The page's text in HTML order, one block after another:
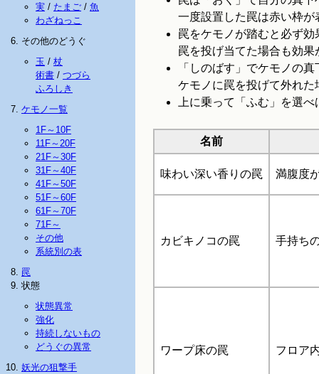
実 / たまご / 魚
わざねっこ
その他のどうぐ
玉 / 杖
術書 / つづら
ふろしき
ケモノ一覧
1F～10F
11F～20F
21F～30F
31F～40F
41F～50F
51F～60F
61F～70F
71F～
その他
系統別の表
罠
状態
状態異常
強化
持続しないもの
どうぐの異常
妖光の狙撃手
一度設置した罠は赤い枠
罠をケモノが踏むと必ず
罠を投げ当てた場合も効
「しのばす」でケモノの
ケモノに罠を投げて外れ
上に乗って「ふむ」を選
名前
味わい深い香りの罠 満腹度
カビキノコの罠 手持ち
ワープ床の罠 フロア